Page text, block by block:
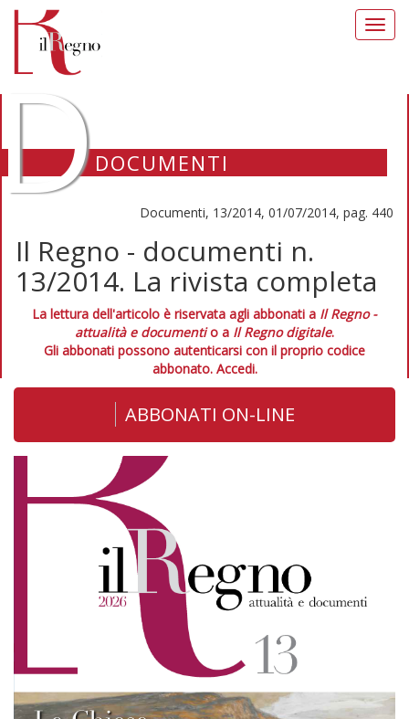
DOCUMENTI
Documenti, 13/2014, 01/07/2014, pag. 440
Il Regno - documenti n.
13/2014. La rivista completa
La lettura dell'articolo è riservata agli abbonati a Il Regno -
attualità e documentio a Il Regno digitale.
Gli abbonati possono autenticarsi con il proprio codice
abbonato. Accedi.
ABBONATI ON-LINE